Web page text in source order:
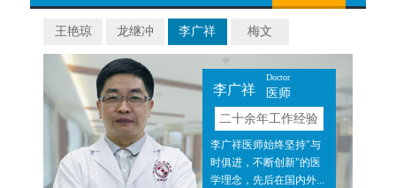
王艳琼 龙继冲 李广祥 梅文
李广祥
Doctor
医师
二十余年工作经验
李广祥医师始终坚持"与
时俱进，不断创新"的医
学理念，先后在国内外...